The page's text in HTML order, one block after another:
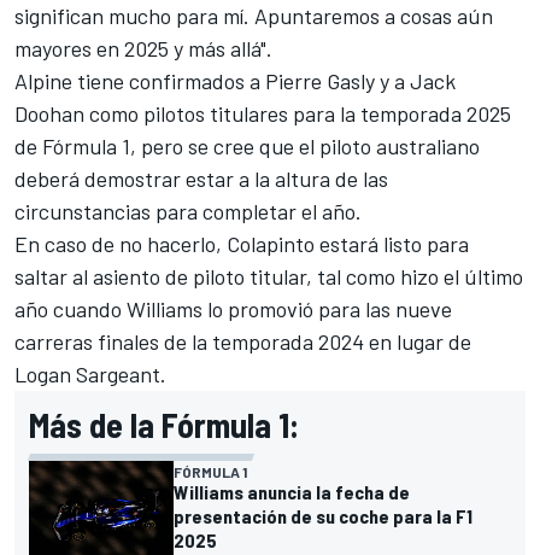
significan mucho para mí. Apuntaremos a cosas aún
mayores en 2025 y más allá".
Alpine tiene confirmados a Pierre Gaslyy a Jack
Doohan como pilotos titulares para la temporada 2025
de Fórmula 1, pero se cree que el piloto australiano
deberá demostrar estar a la altura de las
circunstancias para completar el año.
En caso de no hacerlo, Colapinto estará listo para
saltar al asiento de piloto titular, tal como hizo el último
año cuando Williams lo promovió para las nueve
carreras finales de la temporada 2024 en lugar de
Logan Sargeant.
Más de la Fórmula 1:
FÓRMULA 1
Williams anuncia la fecha de
presentación de su coche para la F1
2025